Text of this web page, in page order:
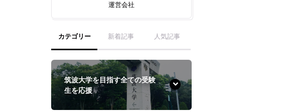
運営会社
カテゴリー 新着記事 人気記事
筑波大学を目指す全ての受験
生を応援